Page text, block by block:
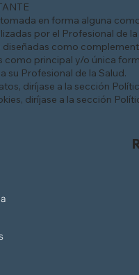
en forma alguna
por el Profesional de
como
principal y/o única
su Profesional de la Salud.
diríjase a la sección
diríjase a la sección